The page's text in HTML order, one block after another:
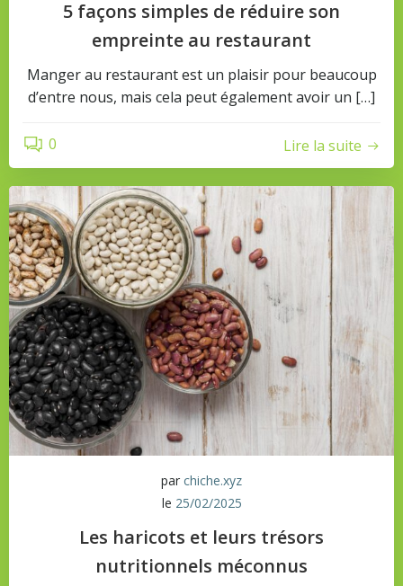
5 façons simples de réduire son
empreinte au restaurant
Manger au restaurant est un plaisir pour beaucoup
d’entre nous, mais cela peut également avoir un […]
0 Lire la suite
par chiche.xyz
le 25/02/2025
Les haricots et leurs trésors
nutritionnels méconnus